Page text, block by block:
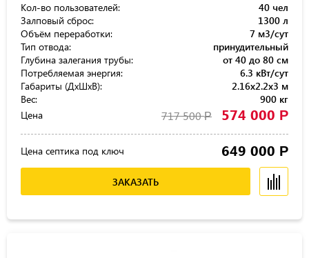
Кол-во пользователей:
40 чел
Залповый сброс:
1300 л
Объём переработки:
7 м3/сут
Тип отвода:
принудительный
Глубина залегания трубы:
от 40 до 80 см
Потребляемая энергия:
6.3 кВт/сут
Габариты (ДхШхВ):
2.16x2.2x3 м
Вес:
900 кг
Цена
717 500Р 574 000 Р
Цена септика под ключ 649 000 Р
ЗАКАЗАТЬ